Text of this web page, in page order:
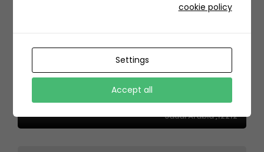
Entrecote Cafe De Paris | انتروكوت كافي
Al Faisaliah Tower, طريق الملك فهد الفرعي، العليا، الرياض
12212, Saudi Arabia
cookie policy
Settings
Accept all